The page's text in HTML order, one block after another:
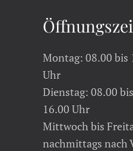
Montag: 08.00 bis
Uhr
Dienstag: 08.00
16.00 Uhr
Mittwoch bis
nachmittags nach